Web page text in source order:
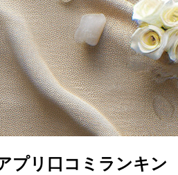
プリ口コミランキン